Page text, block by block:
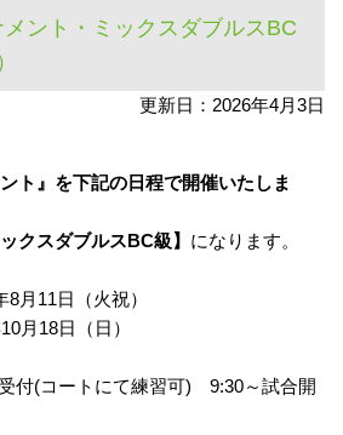
ント・ミックスダブルスBC
更新日：2026年4月3日
ト 』 を下記の日程で開催いたしま
ックスダブルスBC級】 になります。
月11日（火祝）
日（日）
付(コートにて練習可) 9:30～試合開